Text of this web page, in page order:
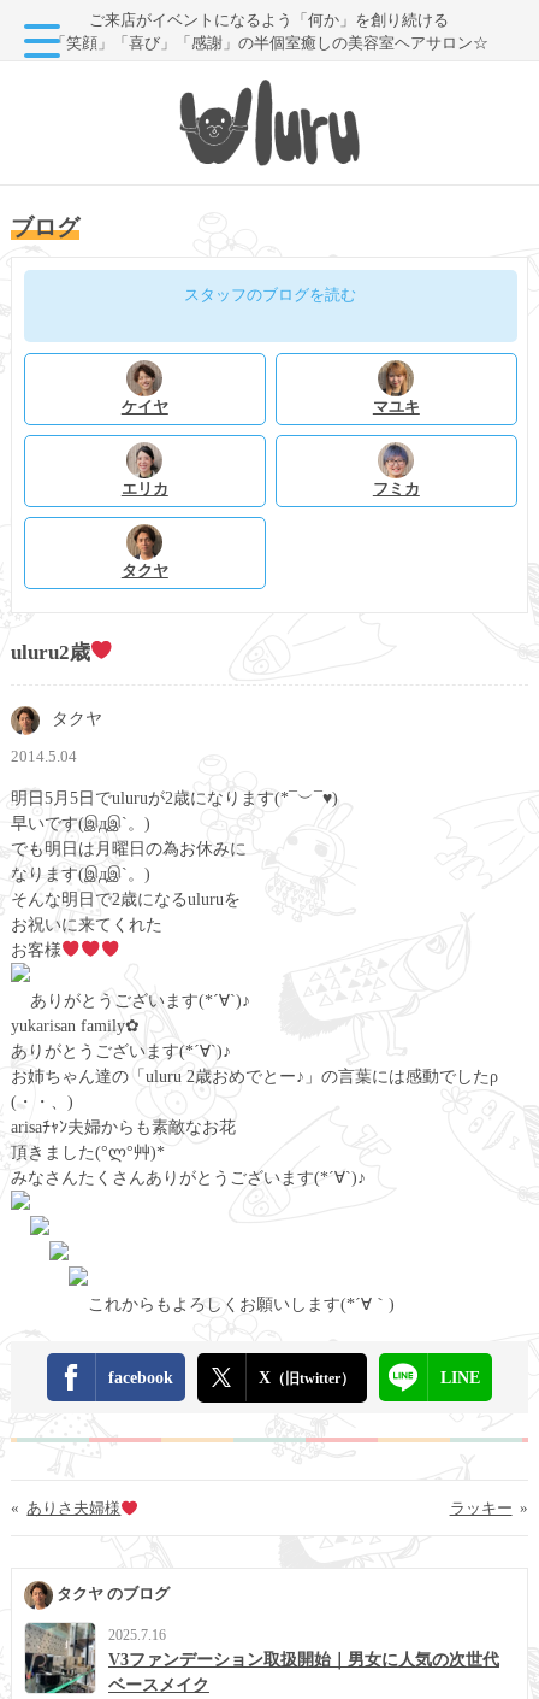
ご来店がイベントになるよう「何か」を創り続ける
「笑顔」「喜び」「感謝」の半個室癒しの美容室ヘアサロン☆
ブログ
スタッフのブログを読む
ケイヤ マユキ
エリカ フミカ
タクヤ
uluru2歳
タクヤ
2014.5.04
明日5月5日でuluruが2歳になります(*¯︶¯♥)
早いです(இдஇ`。)
でも明日は月曜日の為お休みに
なります(இдஇ`。)
そんな明日で2歳になるuluruを
お祝いに来てくれた
お客様
ありがとうございます(*´∀`)♪
yukarisan family✿
ありがとうございます(*´∀`)♪
お姉ちゃん達の「uluru 2歳おめでとー♪」の言葉には感動でしたρ
(・・、)
arisaﾁｬﾝ夫婦からも素敵なお花
頂きました(°ლ°艸)*
みなさんたくさんありがとうございます(*´∀`)♪
これからもよろしくお願いします(*´∀｀)
facebook X（旧twitter） LINE
« ありさ夫婦様 »
ラッキー
タクヤ のブログ
2025.7.16
V3ファンデーション取扱開始｜男女に人気の次世代
ベースメイク